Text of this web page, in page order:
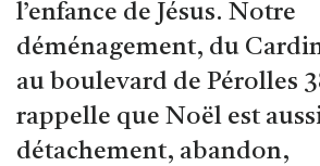
l’enfance de Jésus. Notre
déménagement, du
au boulevard de Pérolles
rappelle que Noël est
détachement, abandon,